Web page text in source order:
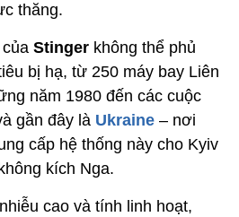
thăng.
Stinger không thể phủ
bị hạ, từ 250 máy bay Liên
năm 1980 đến các cuộc
gần đây là Ukraine – nơi
cấp hệ thống này cho Kyiv
kích Nga.
cao và tính linh hoạt,